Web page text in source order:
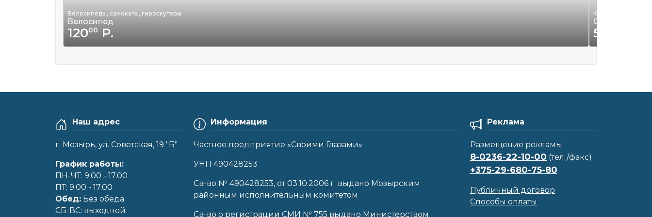
Велосипеды, самокаты, гироскутеры
Велосипед
12000Р.
Квартиры, комнаты
Сдам
50
Наш адрес
г. Мозырь, ул. Советская, 19 "Б"
График работы:
ПН-ЧТ: 9.00 - 17.00
ПТ: 9.00 - 17.00
Обед: Без обеда
CБ-ВС: выходной
Информация
Частное предприятие «Своими Глазами»
УНП 490428253
Cв-во № 490428253, от 03.10.2006 г. выдано Мозырским
районным исполнительным комитетом
Св-во о регистрации СМИ № 755 выдано Министерством
Реклама
Размещение рекламы
8-0236-22-10-00 (тел./факс)
+375-29-680-75-80
Публичный договор
Способы оплаты